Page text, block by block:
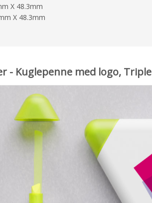
X 48.3mm
X 48.3mm
- Kuglepenne med logo, Triple